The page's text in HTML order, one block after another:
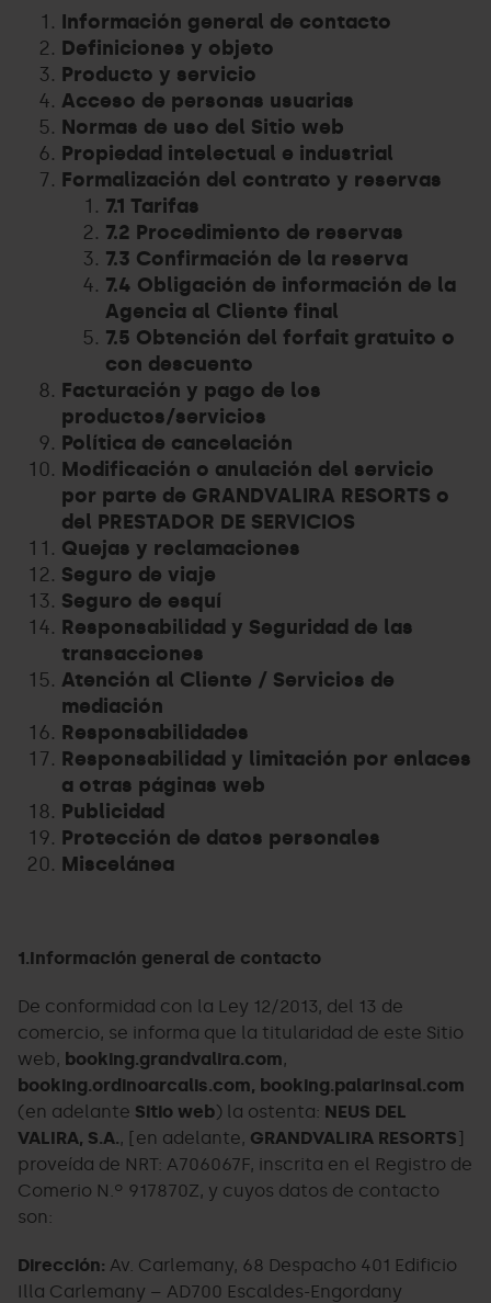
Información general de contacto
Definiciones y objeto
Producto y servicio
Acceso de personas usuarias
Normas de uso del Sitio web
Propiedad intelectual e industrial
Formalización del contrato y reservas
7.1 Tarifas
7.2 Procedimiento de reservas
7.3 Confirmación de la reserva
7.4 Obligación de información de la
Agencia al Cliente final
7.5 Obtención del forfait gratuito o
con descuento
Facturación y pago de los
productos/servicios
Política de cancelación
Modificación o anulación del servicio
por parte de GRANDVALIRA RESORTS o
del PRESTADOR DE SERVICIOS
Quejas y reclamaciones
Seguro de viaje
Seguro de esquí
Responsabilidad y Seguridad de las
transacciones
Atención al Cliente / Servicios de
mediación
Responsabilidades
Responsabilidad y limitación por enlaces
a otras páginas web
Publicidad
Protección de datos personales
Miscelánea
1.Información general de contacto
De conformidad con la Ley 12/2013, del 13 de
comercio, se informa que la titularidad de este Sitio
web, booking.grandvalira.com,
booking.ordinoarcalis.com, booking.palarinsal.com
(en adelante Sitio web) la ostenta: NEUS DEL
VALIRA, S.A., [en adelante, GRANDVALIRA RESORTS]
proveída de NRT: A706067F, inscrita en el Registro de
Comerio N.º 917870Z, y cuyos datos de contacto
son:
Dirección: Av. Carlemany, 68 Despacho 401 Edificio
Illa Carlemany – AD700 Escaldes-Engordany